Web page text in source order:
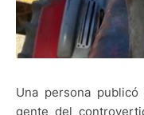
Una persona
gente del